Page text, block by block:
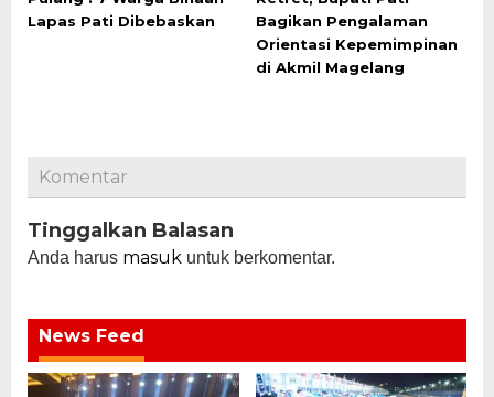
Lapas Pati Dibebaskan
Bagikan Pengalaman
Orientasi Kepemimpinan
di Akmil Magelang
Komentar
Tinggalkan Balasan
Anda harus masuk untuk berkomentar.
News Feed